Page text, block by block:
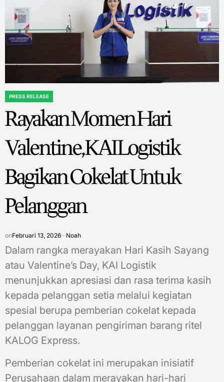
POSTED
PRESS RELEASE
Rayakan Momen Hari
Valentine, KAI Logistik
Bagikan Cokelat Untuk
Pelanggan
onFebruari 13, 2026 Noah
Dalam rangka merayakan Hari Kasih Sayang
atau Valentine’s Day, KAI Logistik
menunjukkan apresiasi dan rasa terima kasih
kepada pelanggan setia melalui kegiatan
spesial berupa pemberian cokelat kepada
pelanggan layanan pengiriman barang ritel
KALOG Express.
Pemberian cokelat ini merupakan inisiatif
Perusahaan dalam merayakan hari-hari